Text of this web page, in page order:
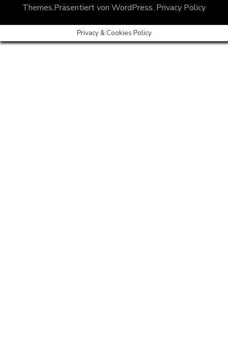
Themes.Präsentiert von WordPress. Privacy Policy
Privacy & Cookies Policy